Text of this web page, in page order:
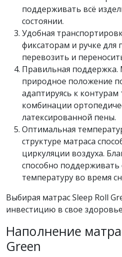
поддерживать всё
состоянии.
Удобная
фиксаторам и ручке для
перевозить и
Правильная поддержка.
природное положение
адаптируясь к контурам
комбинации
латексированной пены.
Оптимальная
структуре матраса
циркуляции воздуха.
способно
температуру во время
Выбирая матрас Sleep Roll
инвестицию в свое
Наполнение
Green